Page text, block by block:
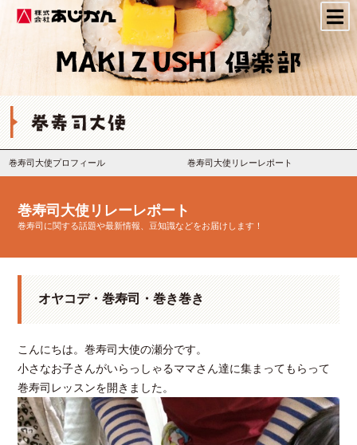
株式会社あじかん
巻寿司大使プロフィール 巻寿司大使リレーレポート
巻寿司大使リレーレポート
巻寿司に関する話題や最新情報、豆知識などをお届けします！
オヤコデ・巻寿司・巻き巻き
こんにちは。巻寿司大使の瀬分です。
小さなお子さんがいらっしゃるママさん達に集まってもらって
巻寿司レッスンを開きました。